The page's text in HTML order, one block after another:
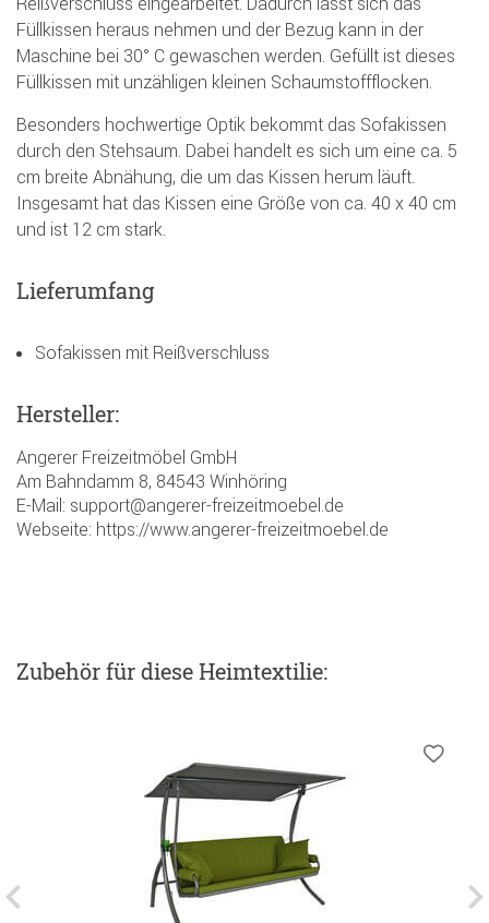
Füllkissen heraus nehmen und der Bezug kann in der
Maschine bei 30° C gewaschen werden. Gefüllt ist dieses
Füllkissen mit unzähligen kleinen Schaumstoffflocken.
Besonders hochwertige Optik bekommt das Sofakissen
durch den Stehsaum. Dabei handelt es sich um eine ca. 5
cm breite Abnähung, die um das Kissen herum läuft.
Insgesamt hat das Kissen eine Größe von ca. 40 x 40 cm
und ist 12 cm stark.
Lieferumfang
Sofakissen mit Reißverschluss
Hersteller:
Angerer Freizeitmöbel GmbH
Am Bahndamm 8, 84543 Winhöring
E-Mail: support@angerer-freizeitmoebel.de
Webseite: https://www.angerer-freizeitmoebel.de
Zubehörfür diese Heimtextilie: